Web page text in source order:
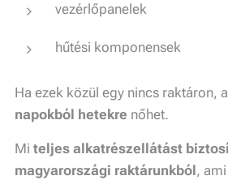
vezérlőpanelek
hűtési komponensek
Ha ezek közül egy nincs raktáron,
napokból hetekre nőhet.
Mi teljes alkatrészellátást
magyarországi raktárunkból,